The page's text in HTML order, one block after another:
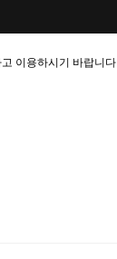
이용하시기 바랍니다